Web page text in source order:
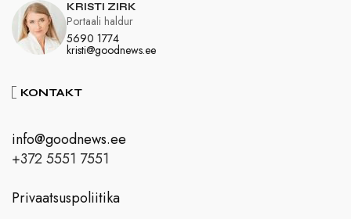
KRISTI ZIRK
5690 1774
kristi@goodnews.ee
Portaali haldur
KONTAKT
info@goodnews.ee
+372 5551 7551
Privaatsuspoliitika